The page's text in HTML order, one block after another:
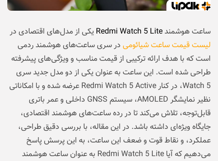
ساعت هوشمندRedmi Watch 5 Lite یکی از مدل‌های اقتصادی در
لیست قیمت ساعت شیائومی در سری ساعت‌های هوشمند ردمی
است که با هدف ارائه ترکیبی از قیمت مناسب و ویژگی‌های پیشرفته
طراحی شده است. این ساعت به عنوان یکی از دو مدل جدید سری
Watch 5، در کنار Redmi Watch 5 Active عرضه شده و با امکاناتی
نظیر نمایشگر AMOLED، سیستم GNSS داخلی و عمر باتری
قابل‌توجه، تلاش می‌کند تا در رده ساعت‌های هوشمند اقتصادی،
جایگاه ویژه‌ای داشته باشد. در این مقاله، با بررسی دقیق طراحی،
عملکرد، و نقاط قوت و ضعف این ساعت، به این پرسش پاسخ
می‌دهیم که آیا Redmi Watch 5 Lite به عنوان ساعت هوشمند